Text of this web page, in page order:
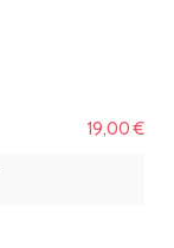
19,00 €